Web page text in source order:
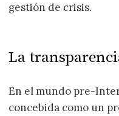
gestión de crisis.
La
En el mundo pre-
concebida como un